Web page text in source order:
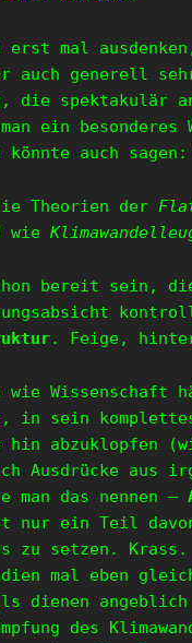
erst mal
auch generell
die spektakulär
ein besonderes
könnte auch sagen:
Theorien der
wie
bereit sein,
. Feige,
wie
in sein
hin abzuklopfen
Ausdrücke aus
das nennen –
nur ein Teil
zu setzen. Krass.
mal eben
dienen angeblich
des